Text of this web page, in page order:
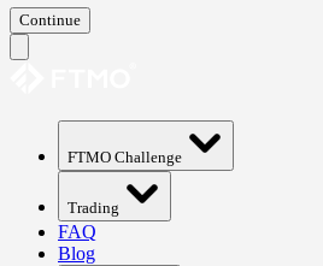
Continue
FTMO Challenge
Trading
FAQ
Blog